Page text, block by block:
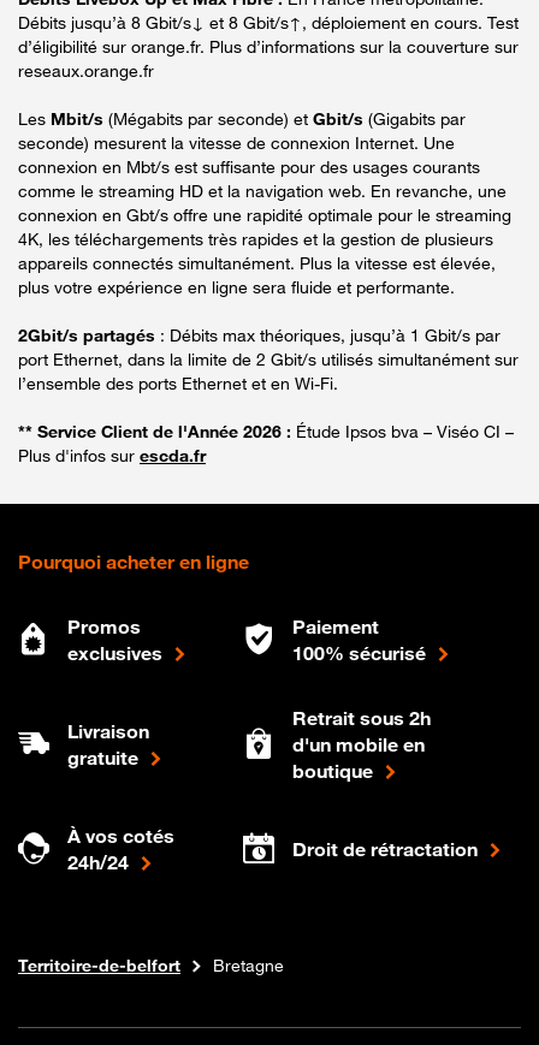
Débits jusqu’à 8 Gbit/s↓ et 8 Gbit/s↑, déploiement en cours. Test
d’éligibilité sur orange.fr. Plus d’informations sur la couverture sur
reseaux.orange.fr
Les Mbit/s (Mégabits par seconde) et Gbit/s (Gigabits par
seconde) mesurent la vitesse de connexion Internet. Une
connexion en Mbt/s est suffisante pour des usages courants
comme le streaming HD et la navigation web. En revanche, une
connexion en Gbt/s offre une rapidité optimale pour le streaming
4K, les téléchargements très rapides et la gestion de plusieurs
appareils connectés simultanément. Plus la vitesse est élevée,
plus votre expérience en ligne sera fluide et performante.
2Gbit/s partagés : Débits max théoriques, jusqu’à 1 Gbit/s par
port Ethernet, dans la limite de 2 Gbit/s utilisés simultanément sur
l’ensemble des ports Ethernet et en Wi-Fi.
** Service Client de l'Année 2026 : Étude Ipsos bva – Viséo CI –
Plus d'infos sur escda.fr
Pourquoi acheter en ligne
Promos
exclusives
Paiement
100% sécurisé
Livraison
gratuite
Retrait sous 2h
d'un mobile en
boutique
À vos cotés
24h/24
Droit de rétractation
Boutique Orange
Internet fibreBourgogne-franche-comte
Territoire-de-belfort Bretagne